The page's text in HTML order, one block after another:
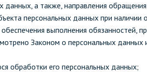
а также, направления
персональных данных при наличии
выполнения обязанностей,
Законом о персональных
обработки его персональных данных;